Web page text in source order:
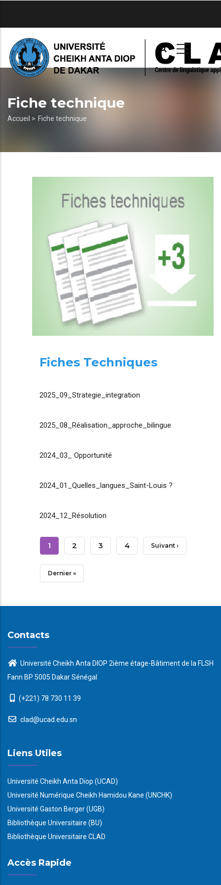
principal
Fiche technique
Fil
Accueil > Fiche technique
Fiches Techniques
2025_09_Strategie_integration
2025_08_Réalisation_approche_bilingue
2024_03_ Opportunité
2024_01_Quelles_langues_Saint-Louis ?
2024_12_Résolution
Pagination
Page
Courante
1 Page
2 Page
3 Page
4 Page
Suivant ›
Dernière
Dernier »
Contacts
Université Cheikh Anta DIOP 2ième étage-Bâtiment de la FLSH
Fann BP 5005 Dakar Sénégal
(+221) 78 730 11 39
clad@ucad.edu.sn
Liens Utiles
Université Cheikh Anta Diop (UCAD)
Université Numérique Cheikh Hamidou Kane (UNCHK)
Université Gaston Berger (UGB)
Bibliothèque Universitaire (BU)
Bibliothèque Universitaire CLAD
Accès Rapide